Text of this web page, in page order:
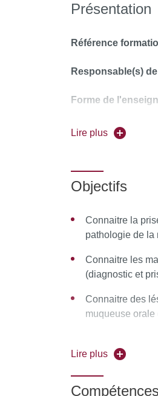
Présentation
Référence
Responsable(s)
Forme de
Universités
Lire plus
Objectifs
Connaitre la
pathologie de la
Connaitre les
(diagnostic et
Connaitre des
muqueuse orale
cancéreux.
Connaitre les
Lire plus